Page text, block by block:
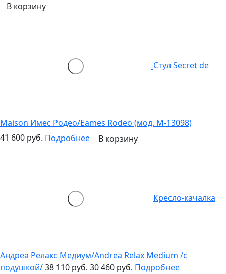
В корзину
Стул Secret de
Maison Имес Родео/Eames Rodeo (мод. M-13098)
41 600 руб. Подробнее В корзину
Кресло-качалка
Андреа Релакс Медиум/Andrea Relax Medium /с
подушкой/38 110 руб. 30 460 руб. Подробнее